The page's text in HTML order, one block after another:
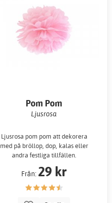
Pom Pom
Ljusrosa
Ljusrosa pom pom att dekorera
med på bröllop, dop, kalas eller
andra festliga tillfällen.
Från: 29 kr